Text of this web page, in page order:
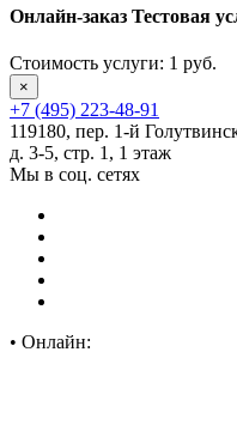
Онлайн-заказ Тестовая
Стоимость услуги: 1 руб.
×
+7 (495) 223-48-91
119180, пер. 1-й
д. 3-5, стр. 1, 1 этаж
Мы в соц. сетях
• Онлайн: